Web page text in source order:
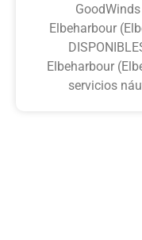
Elbeharbour
Elbeharbour
servicios